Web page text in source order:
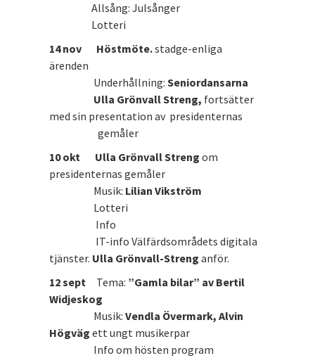
Allsång: Julsånger
Lotteri
14 nov Höstmöte.stadge-enliga
ärenden
Underhållning: Seniordansarna
Ulla Grönvall Streng, fortsätter
med sin presentation av presidenternas
gemåler
10 okt Ulla Grönvall Streng om
presidenternas gemåler
Musik: Lilian Vikström
Lotteri
Info
IT-info Välfärdsområdets digitala
tjänster. Ulla Grönvall-Streng anför.
12 sept Tema: ”Gamla bilar” av Bertil
Widjeskog
Musik: Vendla Övermark, Alvin
Högväg ett ungt musikerpar
Info om hösten program